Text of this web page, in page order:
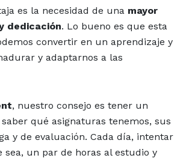
es la necesidad de una mayor
dedicación. Lo bueno es que esta
convertir en un aprendizaje y
y adaptarnos a las
, nuestro consejo es tener un
qué asignaturas tenemos, sus
y de evaluación. Cada día, intentar
sea, un par de horas al estudio y